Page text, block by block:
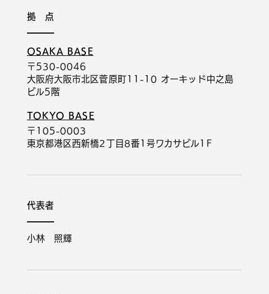
TEL 06-6940-0662
拠 点
OSAKA BASE
〒530-0046
大阪府大阪市北区菅原町11-10 オーキッド中之島
ビル5階
TOKYO BASE
〒105-0003
東京都港区西新橋2丁目8番1号ワカサビル1F
代表者
小林 照輝